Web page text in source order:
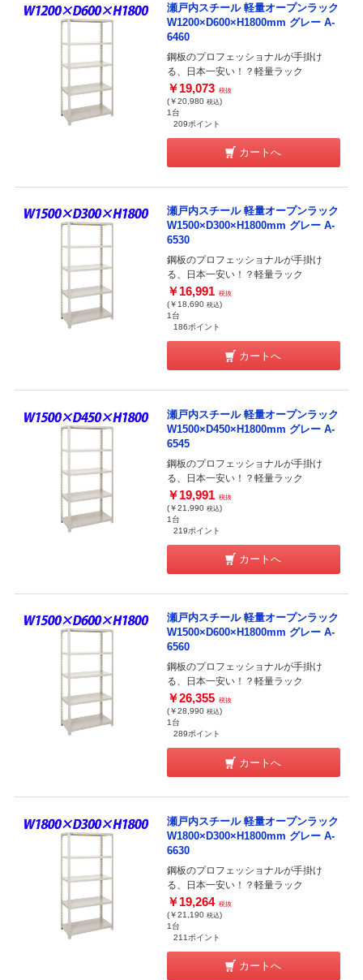
瀬戸内スチール 軽量オープンラック
W1200×D600×H1800mm グレー A-
6460
鋼板のプロフェッショナルが手掛け
る、日本一安い！？軽量ラック
￥19,073 税抜
(￥20,980 税込)
1台
209ポイント
カートへ
瀬戸内スチール 軽量オープンラック
W1500×D300×H1800mm グレー A-
6530
鋼板のプロフェッショナルが手掛け
る、日本一安い！？軽量ラック
￥16,991 税抜
(￥18,690 税込)
1台
186ポイント
カートへ
瀬戸内スチール 軽量オープンラック
W1500×D450×H1800mm グレー A-
6545
鋼板のプロフェッショナルが手掛け
る、日本一安い！？軽量ラック
￥19,991 税抜
(￥21,990 税込)
1台
219ポイント
カートへ
瀬戸内スチール 軽量オープンラック
W1500×D600×H1800mm グレー A-
6560
鋼板のプロフェッショナルが手掛け
る、日本一安い！？軽量ラック
￥26,355 税抜
(￥28,990 税込)
1台
289ポイント
カートへ
瀬戸内スチール 軽量オープンラック
W1800×D300×H1800mm グレー A-
6630
鋼板のプロフェッショナルが手掛け
る、日本一安い！？軽量ラック
￥19,264 税抜
(￥21,190 税込)
1台
211ポイント
カートへ